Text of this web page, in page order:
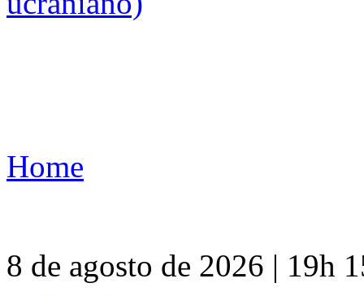
Home
8 de agosto de 2026 | 19h